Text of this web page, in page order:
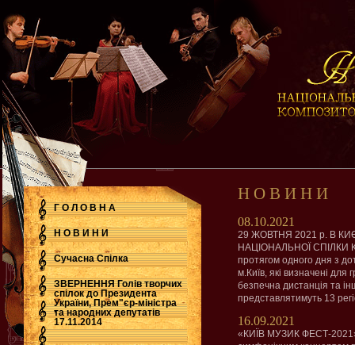
Г О Л О В Н А
Н О В И Н И
Сучасна Cпілка
ЗВЕРНЕННЯ Голів творчих
спілок до Президента
України, Прем"єр-міністра
та народних депутатів
17.11.2014
.
Н О В И Н И
08.10.2021
29 ЖОВТНЯ 2021 р. В
НАЦІОНАЛЬНОЇ СПІЛКИ
протягом одного дня з
м.Київ, які визначені
безпечна дистанція та
представлятимуть 13
16.09.2021
«КИЇВ МУЗИК ФЕСТ-2021»